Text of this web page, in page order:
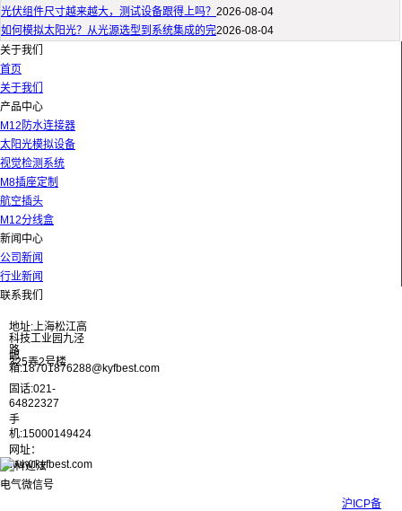
光伏组件尺寸越来越大，测试设备跟得上吗？ 2026-08-04
如何模拟太阳光？从光源选型到系统集成的完2026-08-04
关于我们
首页
关于我们
产品中心
M12防水连接器
太阳光模拟设备
视觉检测系统
M8插座定制
航空插头
M12分线盒
新闻中心
公司新闻
行业新闻
联系我们
地址:上海松江高
科技工业园九泾
路
325弄2号楼
邮
箱:18701876288@kyfbest.com
固话:021-
64822327
手
机:15000149424
网址：
www.kyfbest.com
沪ICP备